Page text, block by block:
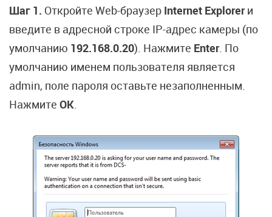
Шаг 1. Откройте Web-браузер Internet Explorerи
введите в адресной строке IP-адрес камеры (по
умолчанию 192.168.0.20). Нажмите Enter. По
умолчанию именем пользователя является
admin, поле пароля оставьте незаполненным.
Нажмите OK.